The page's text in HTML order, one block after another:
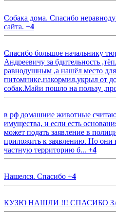
Собака дома. Спасибо
сайта. +4
Спасибо большое начальнику
Андреевичу за бдительность
равнодушным ,а нашёл место
питомнике,накормил,укрыл от
собак.Майи пошло на пользу
в рф домашние животные
имущества, и если есть
может подать заявление в
приложить к заявлению. Но они
частную территорию б... +4
Нашелся. Спасибо +4
КУЗЮ НАШЛИ !!! СПАСИБО